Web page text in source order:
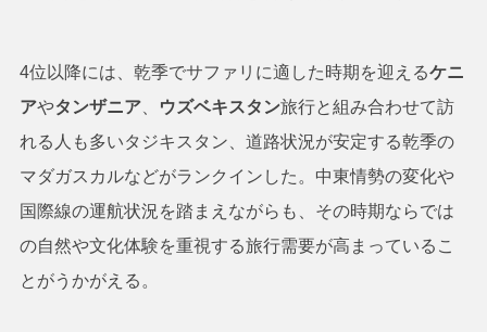
4位以降には、乾季でサファリに適した時期を迎えるケニ
アやタンザニア、 ウズベキスタン旅行と組み合わせて訪
れる人も多いタジキスタン、道路状況が安定する乾季の
マダガスカルなどがランクインした。中東情勢の変化や
国際線の運航状況を踏まえながらも、その時期ならでは
の自然や文化体験を重視する旅行需要が高まっているこ
とがうかがえる。